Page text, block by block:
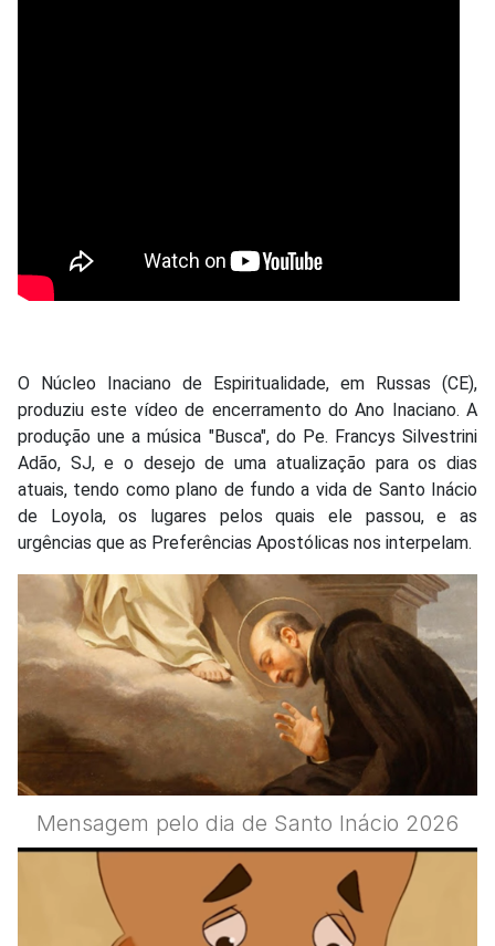
O Núcleo Inaciano de Espiritualidade, em Russas (CE),
produziu este vídeo de encerramento do Ano Inaciano. A
produção une a música "Busca", do Pe. Francys Silvestrini
Adão, SJ, e o desejo de uma atualização para os dias
atuais, tendo como plano de fundo a vida de Santo Inácio
de Loyola, os lugares pelos quais ele passou, e as
urgências que as Preferências Apostólicas nos interpelam.
Mensagem pelo dia de Santo Inácio 2026